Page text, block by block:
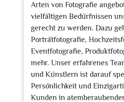
Arten von Fotografie
vielfältigen Bedürfnissen
gerecht zu werden. Dazu
Porträtfotografie,
Eventfotografie,
mehr. Unser erfahrenes
und Künstlern ist darauf
Persönlichkeit und
Kunden in